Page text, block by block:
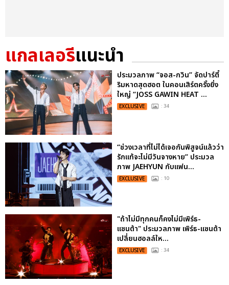
แกลเลอรีแนะนำ
ประมวลภาพ “จอส-กวิน” จัดปาร์ตี้
ริมหาดสุดฮอต ในคอนเสิร์ตครั้งยิ่ง
ใหญ่ “JOSS GAWIN HEAT ...
EXCLUSIVE : 34
“ช่วงเวลาที่ไม่ได้เจอกันพิสูจน์แล้วว่า
รักแท้จะไม่มีวันจางหาย” ประมวล
ภาพ JAEHYUN กับแฟน...
EXCLUSIVE : 10
"ถ้าไม่มีทุกคนก็คงไม่มีเพิร์ธ-
แซนต้า" ประมวลภาพ เพิร์ธ-แซนต้า
เปลี่ยนฮอลล์ให...
EXCLUSIVE : 34